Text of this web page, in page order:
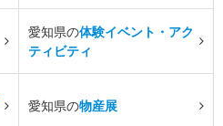
愛知県の体験イベント・アク
ティビティ
愛知県の物産展